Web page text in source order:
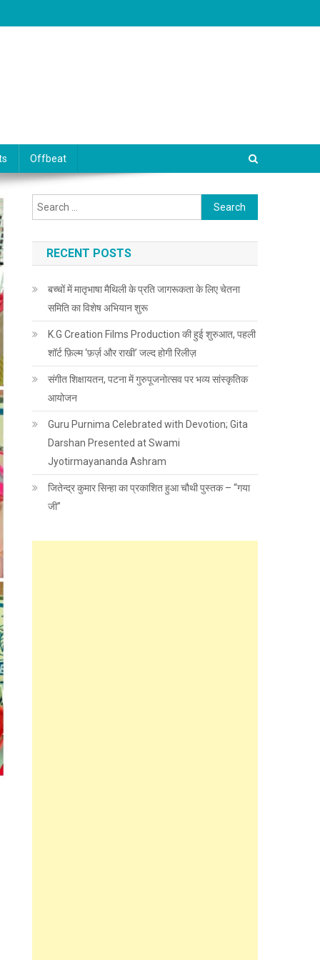
Offbeat
Search for:
RECENT POSTS
बच्चों में मातृभाषा मैथिली के प्रति जागरूकता के लिए चेतना
समिति का विशेष अभियान शुरू
K.G Creation Films Production की हुई शुरुआत, पहली
शॉर्ट फ़िल्म ‘फ़र्ज़ और राखी’ जल्द होगी रिलीज़
संगीत शिक्षायतन, पटना में गुरुपूजनोत्सव पर भव्य सांस्कृतिक
आयोजन
Guru Purnima Celebrated with Devotion; Gita
Darshan Presented at Swami
Jyotirmayananda Ashram
जितेन्द्र कुमार सिन्हा का प्रकाशित हुआ चौथी पुस्तक – “गया
जी”